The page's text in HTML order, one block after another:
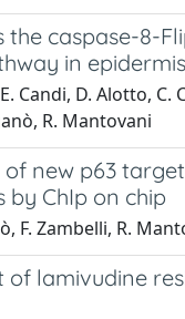
the caspase-8-
in epidermis
Candi, D. Alotto, C.
R. Mantovani
new p63
ChIp on chip
F. Zambelli, R.
lamivudine